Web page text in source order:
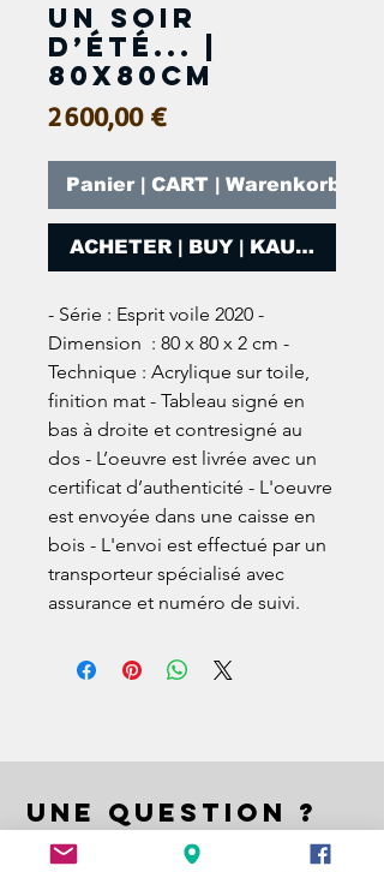
Un soir
d’été... |
80x80cm
2 600,00 €Prix
Panier | CART | Warenkorb
ACHETER | BUY | KAUFEN
- Série : Esprit voile 2020 -
Dimension  : 80 x 80 x 2 cm -
Technique : Acrylique sur toile,
finition mat - Tableau signé en
bas à droite et contresigné au
dos - L’oeuvre est livrée avec un
certificat d’authenticité - L'oeuvre
est envoyée dans une caisse en
bois - L'envoi est effectué par un
transporteur spécialisé avec
assurance et numéro de suivi.
UNE QUESTION ?
A QUESTION ?